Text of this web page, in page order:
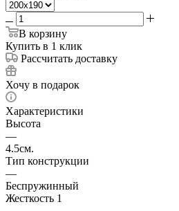
В корзину
Купить в 1 клик
Рассчитать доставку
Хочу в подарок
Характеристики
Высота
—
4.5см.
Тип конструкции
—
Беспружинный
Жесткость 1